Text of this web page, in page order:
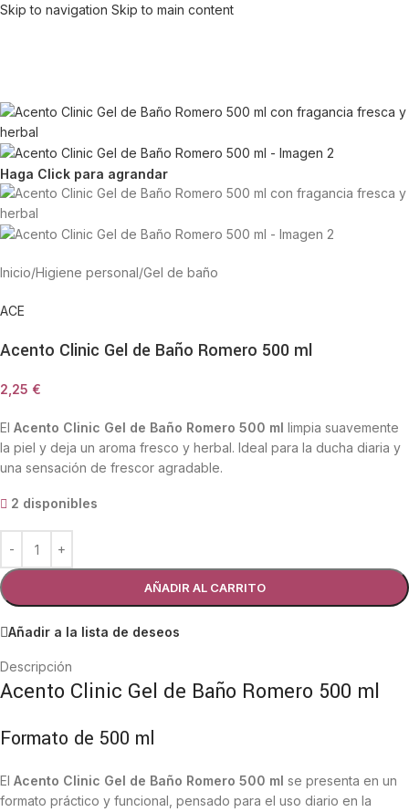
Skip to navigation Skip to main content
Haga Click para agrandar
Inicio/Higiene personal/Gel de baño
ACE
Acento Clinic Gel de Baño Romero 500 ml
2,25 €
El Acento Clinic Gel de Baño Romero 500 ml limpia suavemente
la piel y deja un aroma fresco y herbal. Ideal para la ducha diaria y
una sensación de frescor agradable.
2 disponibles
AÑADIR AL CARRITO
Añadir a la lista de deseos
Descripción
Acento Clinic Gel de Baño Romero 500 ml
Formato de 500 ml
El Acento Clinic Gel de Baño Romero 500 ml se presenta en un
formato práctico y funcional, pensado para el uso diario en la